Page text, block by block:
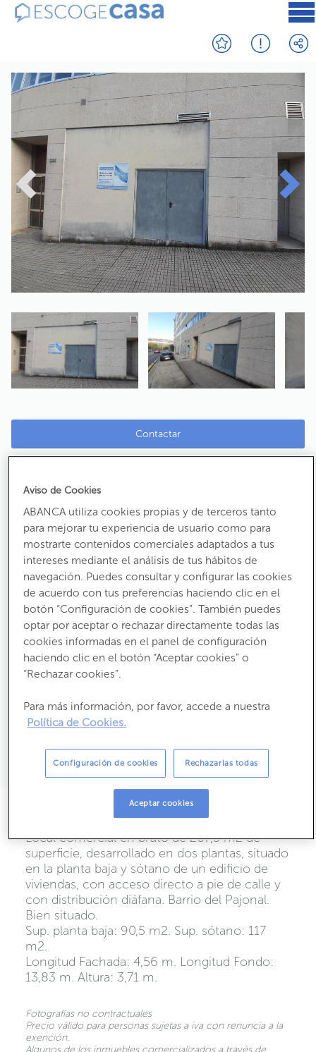
Contactar
Coruña)
Ref:91224
Calle Luis Iglesias Iglesias
CP:15702
82.000 €
Ha bajado un
15%
186m2 útiles 207,5
Estado:Segunda Mano
Año construcción:
2007
Propietario:
Descripción
Local comercial en bruto de 207,5 m2 de
superficie, desarrollado en dos plantas, situado
en la planta baja y sótano de un edificio de
viviendas, con acceso directo a pie de calle y
con distribución diáfana. Barrio del Pajonal.
Bien situado.
Sup. planta baja: 90,5 m2. Sup. sótano: 117
m2.
Longitud Fachada: 4,56 m. Longitud Fondo:
13,83 m. Altura: 3,71 m.
Fotografías no contractuales
Precio válido para personas sujetas a iva con renuncia a la
exención.
Aviso de Cookies
ABANCA utiliza cookies propias y de terceros tanto
para mejorar tu experiencia de usuario como para
mostrarte contenidos comerciales adaptados a tus
intereses mediante el análisis de tus hábitos de
navegación. Puedes consultar y configurar las cookies
de acuerdo con tus preferencias haciendo clic en el
botón “Configuración de cookies”. También puedes
optar por aceptar o rechazar directamente todas las
cookies informadas en el panel de configuración
haciendo clic en el botón “Aceptar cookies” o
“Rechazar cookies”.
Para más información, por favor, accede a nuestra
Política de Cookies.
Configuración de cookies
Aceptar cookies
Rechazarlas todas